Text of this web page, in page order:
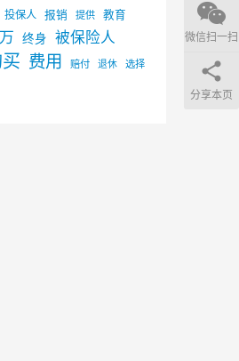
投保人 报销 提供
教育
终身 被保险人
费用 赔付 退休 选择
微信扫一扫
分享本页